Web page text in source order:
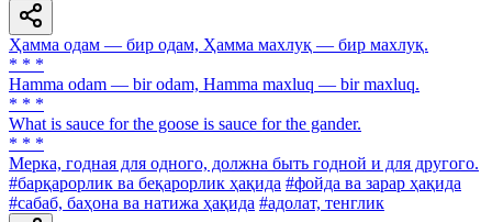
Ҳамма одам — бир одам, Ҳамма махлуқ — бир махлуқ.
* * *
Hamma odam — bir odam, Hamma maxluq — bir maxluq.
* * *
What is sauce for the goose is sauce for the gander.
* * *
Мерка, годная для одного, должна быть годной и для другого.
#барқарорлик ва беқарорлик ҳақида #фойда ва зарар ҳақида
#сабаб, баҳона ва натижа ҳақида #адолат, тенглик